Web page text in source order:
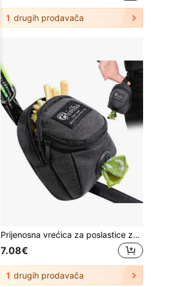
1 drugih prodavača
Prijenosna vrećica za poslastice za dresuru pasa, vrećica za poslastice za pse na otvorenom, vrećica za grickalice za štence, nagrada za grickalice oko struka, vrećica za pseći izmet, torbe za nošenje pasa, vrećica za poslastice za pse, vrećica za šetanje pasa
7.08€
1 drugih prodavača